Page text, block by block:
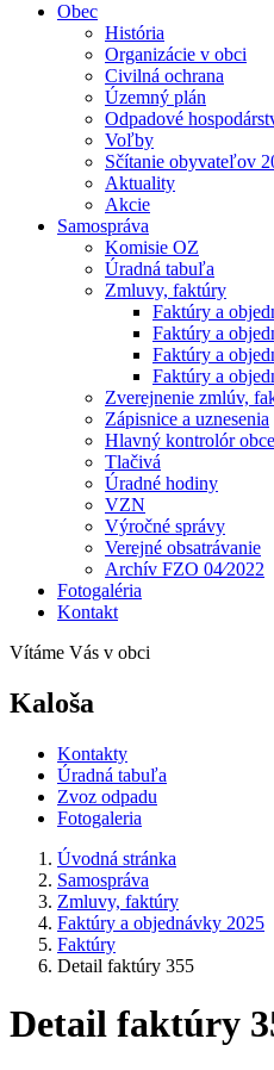
Obec
História
Organizácie v obci
Civilná ochrana
Územný plán
Odpadové
Voľby
Sčítanie obyvateľov
Aktuality
Akcie
Samospráva
Komisie OZ
Úradná tabuľa
Zmluvy, faktúry
Faktúry a
Faktúry a
Faktúry a
Faktúry a
Zverejnenie zmlúv,
Zápisnice a uznesenia
Hlavný kontrolór obce
Tlačivá
Úradné hodiny
VZN
Výročné správy
Verejné obsatrávanie
Archív FZO 04⁄2022
Fotogaléria
Kontakt
Vítáme Vás v obci
Kaloša
Kontakty
Úradná tabuľa
Zvoz odpadu
Fotogaleria
Úvodná stránka
Samospráva
Zmluvy, faktúry
Faktúry a objednávky 2025
Faktúry
Detail faktúry 355
Detail faktúry